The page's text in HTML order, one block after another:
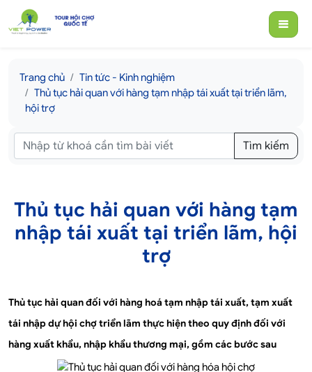
Trang chủ
Tin tức - Kinh nghiệm
Thủ tục hải quan với hàng tạm nhập tái xuất tại triển lãm,
hội trợ
Tìm kiếm
Thủ tục hải quan với hàng tạm
nhập tái xuất tại triển lãm, hội
trợ
Thủ tục hải quan đối với hàng hoá tạm nhập tái xuất, tạm xuất
tái nhập dự hội chợ triển lãm thực hiện theo quy định đối với
hàng xuất khẩu, nhập khẩu thương mại, gồm các bước sau